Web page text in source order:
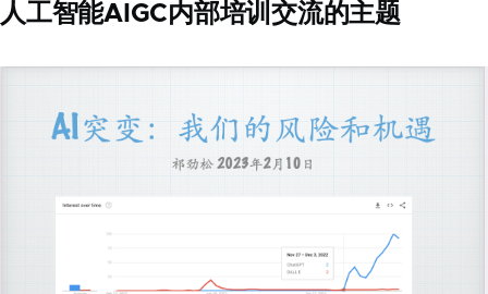
人工智能AIGC内部培训交流的主题